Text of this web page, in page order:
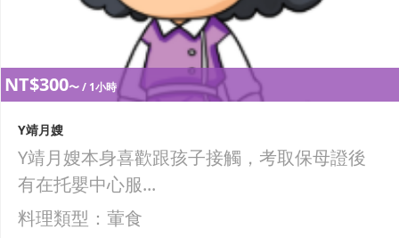
NT$300〜 / 1小時
Y靖月嫂
Y靖月嫂本身喜歡跟孩子接觸，考取保母證後
有在托嬰中心服...
料理類型：葷食